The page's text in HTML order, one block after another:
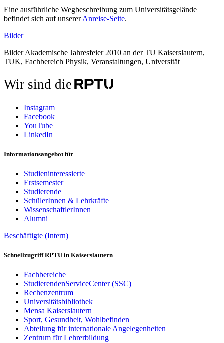
Eine ausführliche Wegbeschreibung zum Universitätsgelände
befindet sich auf unsererAnreise-Seite.
Bilder
Bilder Akademische Jahresfeier 2010 an der TU Kaiserslautern,
TUK, Fachbereich Physik, Veranstaltungen, Universität
Wir sind die
Instagram
Facebook
YouTube
LinkedIn
Informationsangebot für
Studieninteressierte
Erstsemester
Studierende
SchülerInnen & Lehrkräfte
WissenschaftlerInnen
Alumni
Beschäftigte (Intern)
Schnellzugriff RPTU in Kaiserslautern
Fachbereiche
StudierendenServiceCenter (SSC)
Rechenzentrum
Universitätsbibliothek
Mensa Kaiserslautern
Sport, Gesundheit, Wohlbefinden
Abteilung für internationale Angelegenheiten
Zentrum für Lehrerbildung